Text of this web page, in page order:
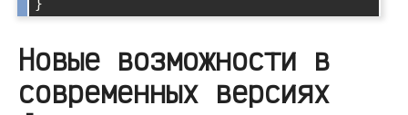
Новые возможности в
современных версиях